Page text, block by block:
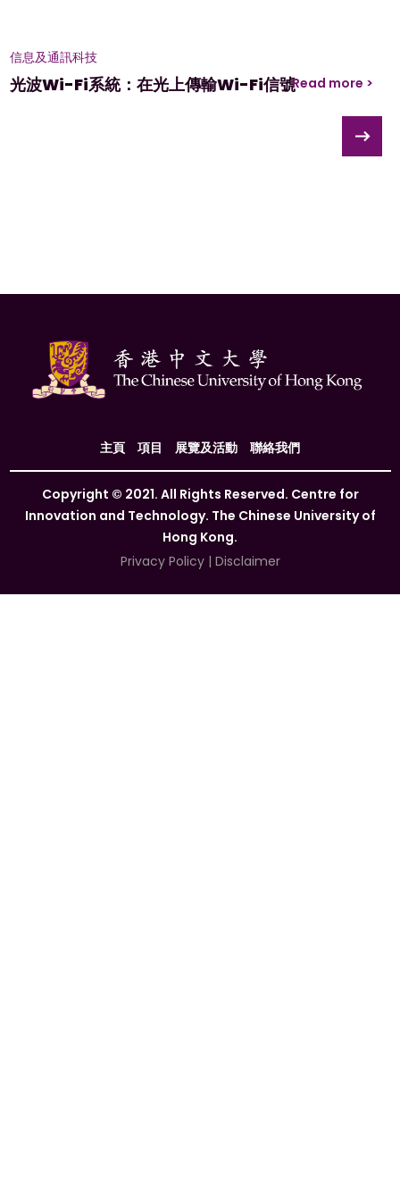
信息及通訊科技
光波Wi-Fi系統：在光上傳輸Wi-Fi信號Read more >
主頁 項目 展覽及活動 聯絡我們
Copyright © 2021. All Rights Reserved. Centre for
Innovation and Technology. The Chinese University of
Hong Kong.
Privacy Policy| Disclaimer